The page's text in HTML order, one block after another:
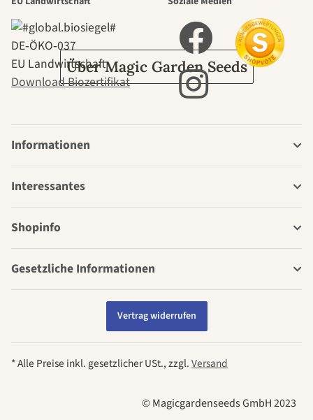
Garten
Über Magic Garden Seeds
DE‑ÖKO‑037
EU Landwirtschaft
Download Biozertifikat
Informationen
Interessantes
Shopinfo
Gesetzliche Informationen
Vertrag widerrufen
* Alle Preise inkl. gesetzlicher USt., zzgl.Versand
© Magicgardenseeds GmbH 2023